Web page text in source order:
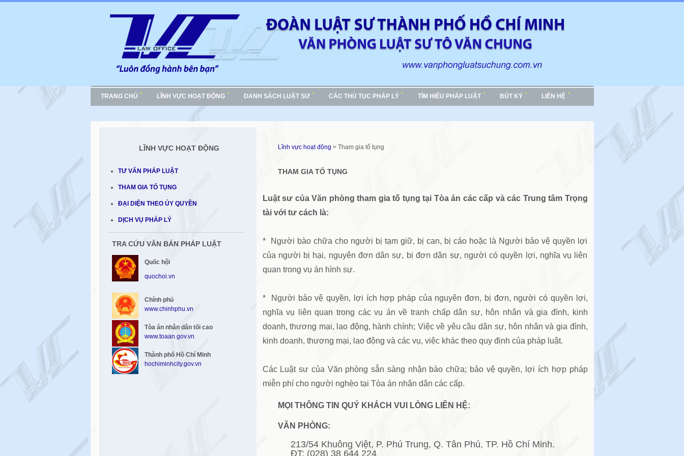
TRANG CHỦ LĨNH VỰC HOẠT ĐỘNG DANH SÁCH LUẬT SƯ CÁC THỦ TỤC PHÁP LÝ TÌM HIỂU PHÁP LUẬT BÚT KÝ LIÊN HỆ
LĨNH VỰC HOẠT ĐỘNG
TƯ VẤN PHÁP LUẬT
THAM GIA TỐ TỤNG
ĐẠI DIỆN THEO ỦY QUYỀN
DỊCH VỤ PHÁP LÝ
TRA CỨU VĂN BẢN PHÁP LUẬT
Quốc hội
quochoi.vn
Chính phủ
www.chinhphu.vn
Tòa án nhân dân tối cao
www.toaan.gov.vn
Thành phố Hồ Chí Minh
hochiminhcity.gov.vn
Lĩnh vực hoạt động > Tham gia tố tụng
THAM GIA TỐ TỤNG
Luật sư của Văn phòng tham gia tố tụng tại Tòa án các cấp và các Trung tâm Trọng
tài với tư cách là:
* Người bào chữa cho người bị tạm giữ, bị can, bị cáo hoặc là Người bảo vệ quyền lợi
của người bị hại, nguyên đơn dân sự, bị đơn dân sự, người có quyền lợi, nghĩa vụ liên
quan trong vụ án hình sự.
* Người bảo vệ quyền, lợi ích hợp pháp của nguyên đơn, bị đơn, người có quyền lợi,
nghĩa vụ liên quan trong các vụ án về tranh chấp dân sự, hôn nhân và gia đình, kinh
doanh, thương mại, lao động, hành chính; Việc về yêu cầu dân sự, hôn nhân và gia đình,
kinh doanh, thương mại, lao động và các vụ, việc khác theo quy định của pháp luật.
Các Luật sư của Văn phòng sẵn sàng nhận bào chữa; bảo vệ quyền, lợi ích hợp pháp
miễn phí cho người nghèo tại Tòa án nhân dân các cấp.
MỌI THÔNG TIN QUÝ KHÁCH VUI LÒNG LIÊN HỆ:
VĂN PHÒNG:
213/54 Khuông Việt, P. Phú Trung, Q. Tân Phú, TP. Hồ Chí Minh.
ĐT: (028) 38 644 224